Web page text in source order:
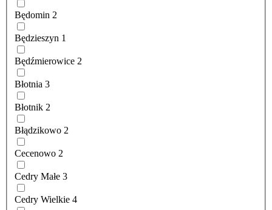
Będomin 2
Będzieszyn 1
Będźmierowice 2
Błotnia 3
Błotnik 2
Błądzikowo 2
Cecenowo 2
Cedry Małe 3
Cedry Wielkie 4